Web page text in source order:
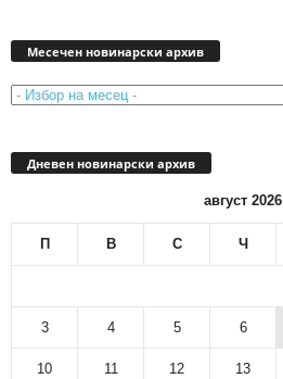
Месечен новинарски архив
Дневен новинарски архив
август 2026
П В С Ч
3 4 5 6
10 11 12 13